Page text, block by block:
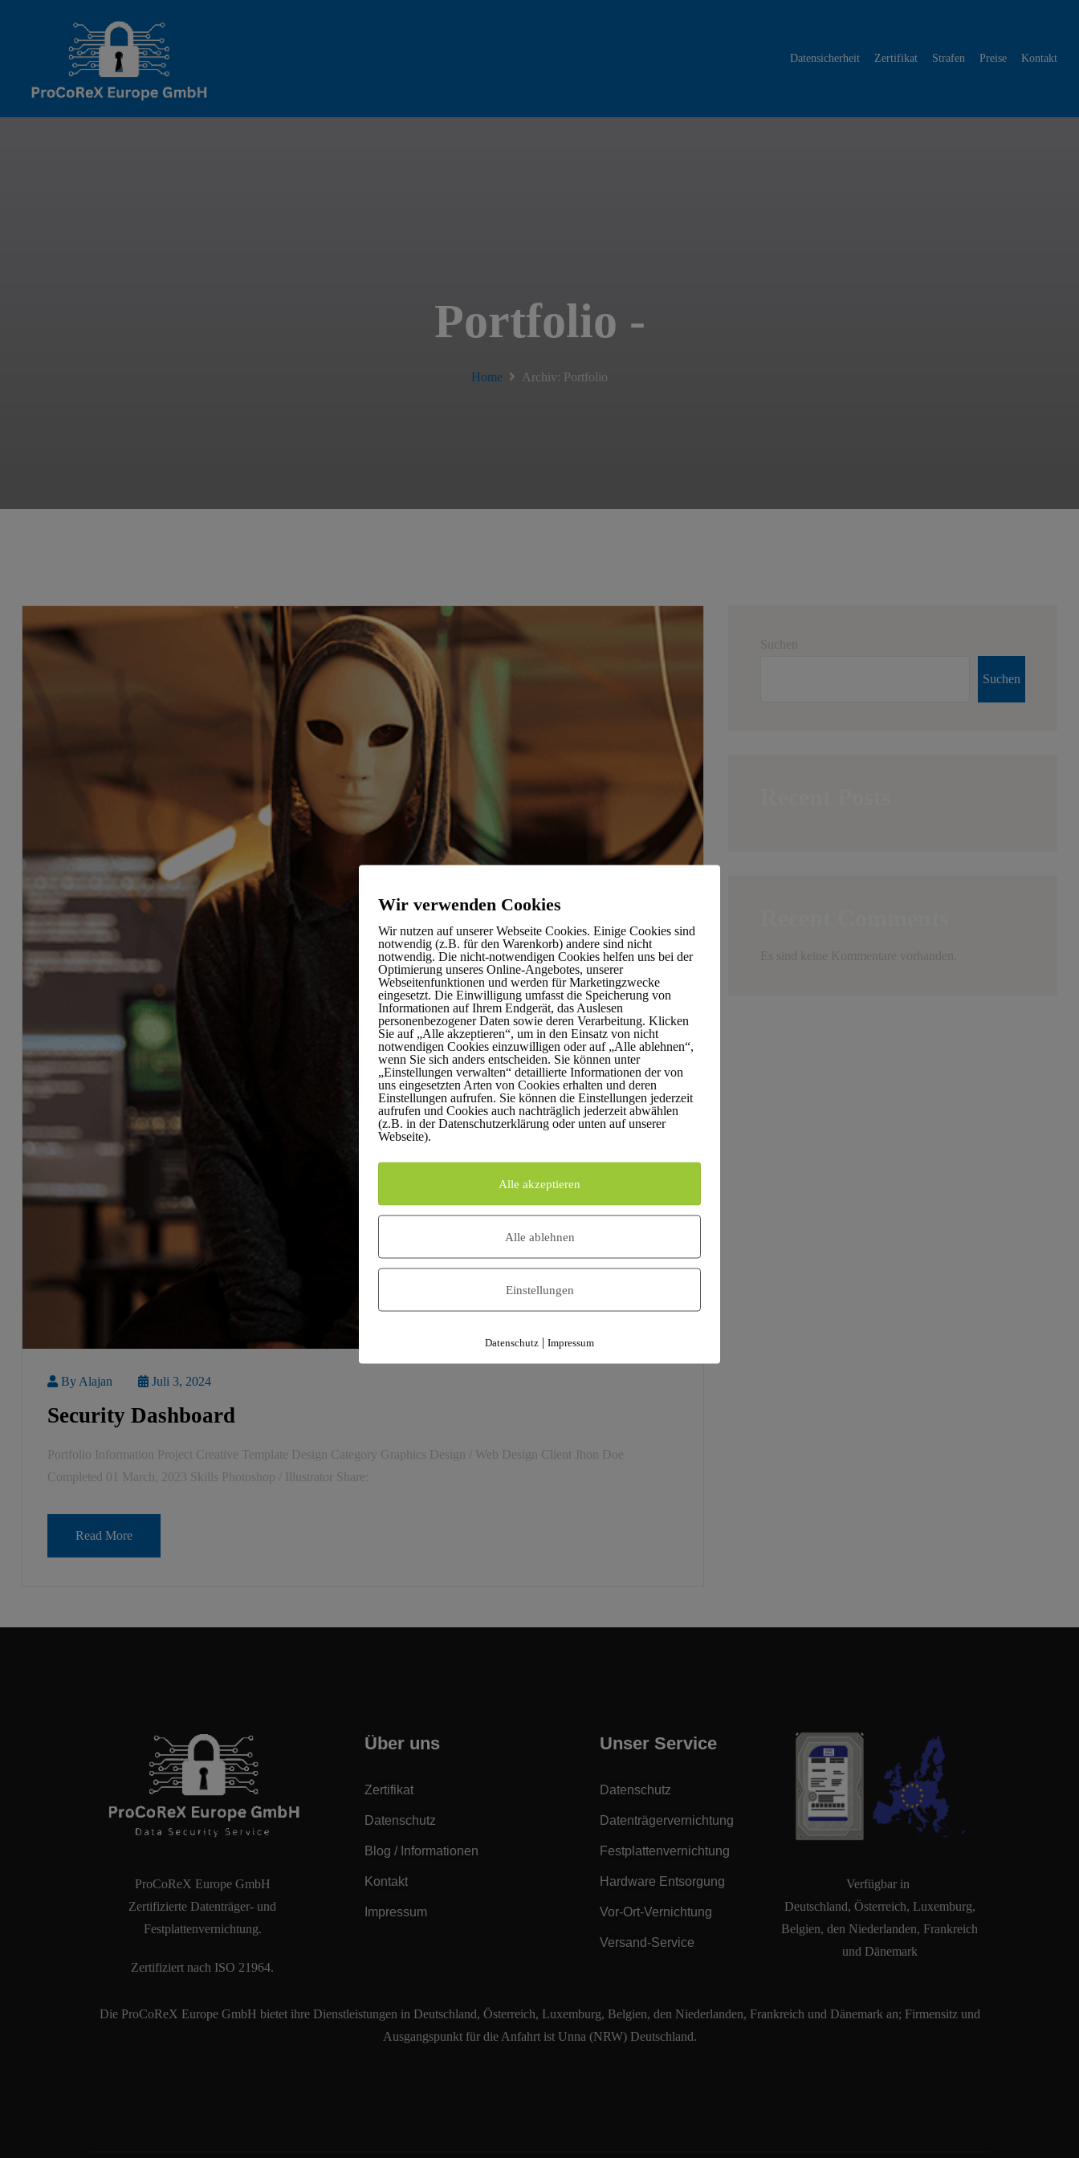
Datensicherheit Zertifikat Strafen Preise Kontakt
Portfolio -
Home Archiv: Portfolio
By Alajan Juli 3, 2024
Security Dashboard
Portfolio Information Project Creative Template Design Category Graphics Design / Web Design Client Jhon Doe
Completed 01 March, 2023 Skills Photoshop / Illustrator Share:
Read More
Suchen
Suchen
Es sind keine Kommentare vorhanden.
ProCoReX Europe GmbH
Zertifizierte Datenträger- und
Festplattenvernichtung.
Zertifiziert nach ISO 21964.
Über uns
Zertifikat
Datenschutz
Blog / Informationen
Kontakt
Impressum
Unser Service
Datenschutz
Datenträgervernichtung
Festplattenvernichtung
Hardware Entsorgung
Vor-Ort-Vernichtung
Versand-Service
Verfügbar in
Deutschland, Österreich, Luxemburg,
Belgien, den Niederlanden, Frankreich
und Dänemark
Die ProCoReX Europe GmbH bietet ihre Dienstleistungen in Deutschland, Österreich, Luxemburg, Belgien, den Niederlanden, Frankreich und Dänemark an; Firmensitz und
Ausgangspunkt für die Anfahrt ist Unna (NRW) Deutschland.
Wir verwenden Cookies
Wir nutzen auf unserer Webseite Cookies. Einige Cookies sind
notwendig (z.B. für den Warenkorb) andere sind nicht
notwendig. Die nicht-notwendigen Cookies helfen uns bei der
Optimierung unseres Online-Angebotes, unserer
Webseitenfunktionen und werden für Marketingzwecke
eingesetzt. Die Einwilligung umfasst die Speicherung von
Informationen auf Ihrem Endgerät, das Auslesen
personenbezogener Daten sowie deren Verarbeitung. Klicken
Sie auf „Alle akzeptieren“, um in den Einsatz von nicht
notwendigen Cookies einzuwilligen oder auf „Alle ablehnen“,
wenn Sie sich anders entscheiden. Sie können unter
„Einstellungen verwalten“ detaillierte Informationen der von
uns eingesetzten Arten von Cookies erhalten und deren
Einstellungen aufrufen. Sie können die Einstellungen jederzeit
aufrufen und Cookies auch nachträglich jederzeit abwählen
(z.B. in der Datenschutzerklärung oder unten auf unserer
Webseite).
Alle akzeptieren
Alle ablehnen
Einstellungen
Datenschutz | Impressum